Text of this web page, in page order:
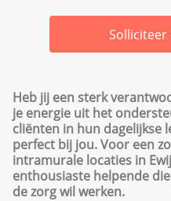
Heb jij een sterk
je energie uit het
cliënten in hun dagelijkse
perfect bij jou. Voor een
intramurale locaties in
enthousiaste helpende
de zorg wil werken.